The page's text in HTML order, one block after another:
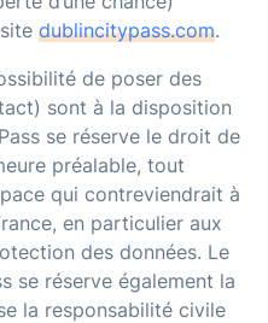
dublincitypass.com.
de poser des
sont à la disposition
se réserve le droit de
préalable, tout
qui contreviendrait à
en particulier aux
des données. Le
se réserve également la
la responsabilité civile